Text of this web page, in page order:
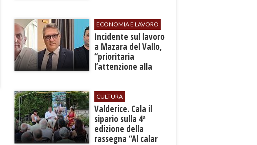
ECONOMIA E LAVORO
​Incidente sul lavoro
a Mazara del Vallo,
“prioritaria
l’attenzione alla
CULTURA
Valderice. Cala il
sipario sulla 4ª
edizione della
rassegna “Al calar